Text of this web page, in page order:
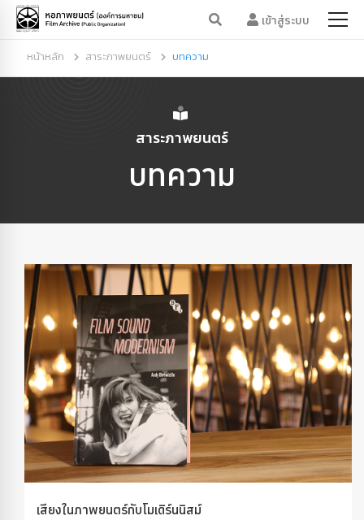
เข้าสู่ระบบ
หน้าหลัก สาระภาพยนตร์ บทความ
สาระภาพยนตร์
บทความ
เสียงในภาพยนตร์กับโมเดิร์นนิสม์